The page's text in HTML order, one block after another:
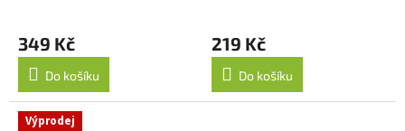
349 Kč
Do košíku
219 Kč
Do košíku
Výprodej